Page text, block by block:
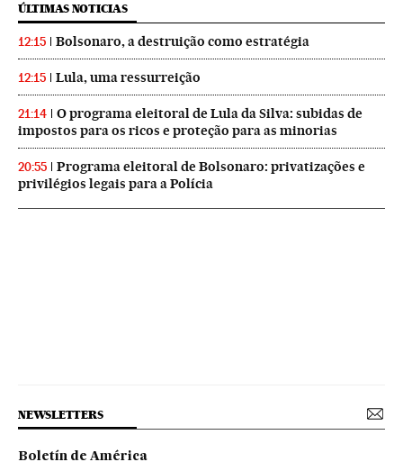
ÚLTIMAS NOTICIAS
12:15 Bolsonaro, a destruição como estratégia
12:15 Lula, uma ressurreição
21:14
O programa eleitoral de Lula da Silva: subidas de
impostos para os ricos e proteção para as minorias
20:55
Programa eleitoral de Bolsonaro: privatizações e
privilégios legais para a Polícia
NEWSLETTERS
Boletín de América